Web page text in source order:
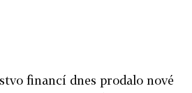
financí dnes prodalo nové